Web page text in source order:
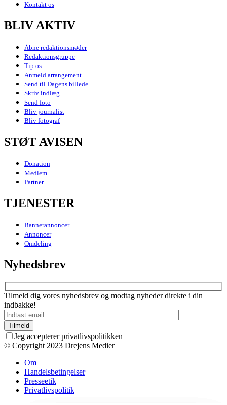
Kontakt os
BLIV AKTIV
Åbne redaktionsmøder
Redaktionsgruppe
Tip os
Anmeld arrangement
Send til Dagens billede
Skriv indlæg
Send foto
Bliv journalist
Bliv fotograf
STØT AVISEN
Donation
Medlem
Partner
TJENESTER
Bannerannoncer
Annoncer
Omdeling
Nyhedsbrev
Tilmeld dig vores nyhedsbrev og modtag nyheder direkte i din
indbakke!
Jeg accepterer privatlivspolitikken
© Copyright 2023 Drejens Medier
Om
Handelsbetingelser
Presseetik
Privatlivspolitik